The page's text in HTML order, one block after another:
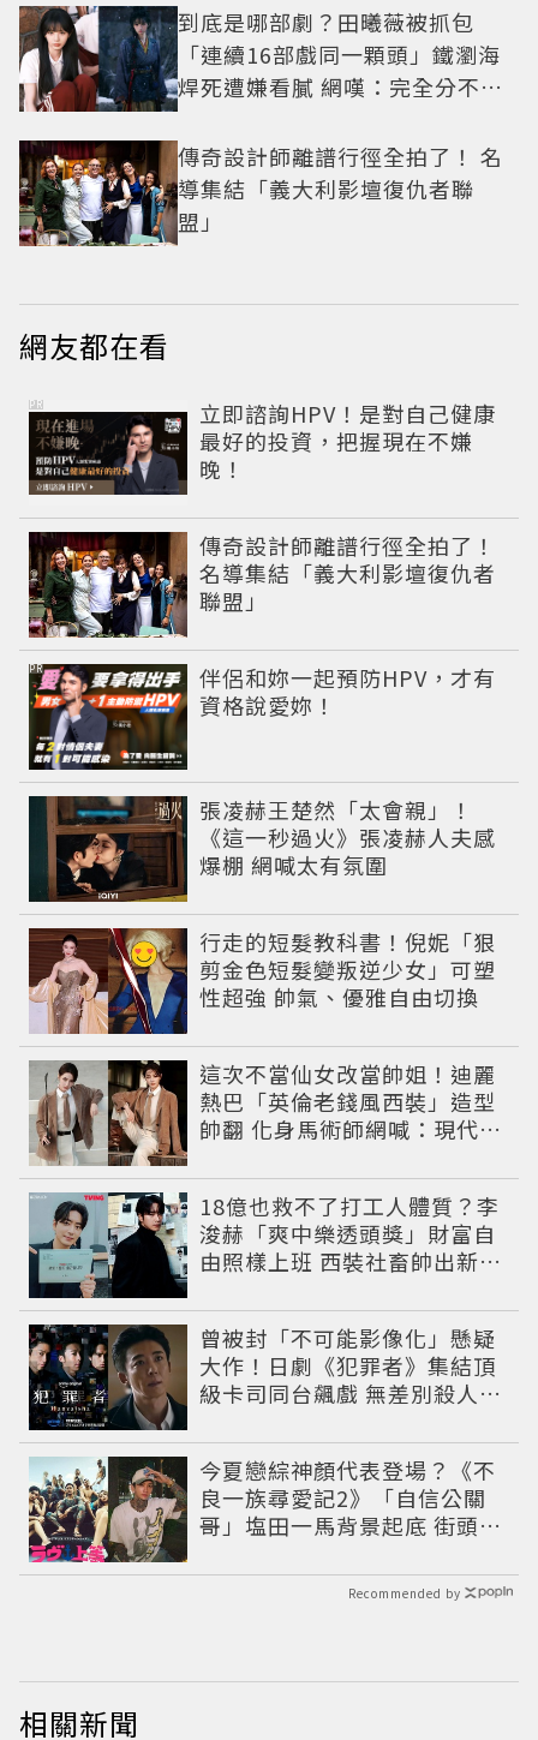
到底是哪部劇？田曦薇被抓包
「連續16部戲同一顆頭」鐵瀏海
焊死遭嫌看膩 網嘆：完全分不出
傳奇設計師離譜行徑全拍了！ 名
導集結「義大利影壇復仇者聯
盟」
網友都在看
立即諮詢HPV！是對自己健康
最好的投資，把握現在不嫌
晚！
PR
傳奇設計師離譜行徑全拍了！
名導集結「義大利影壇復仇者
聯盟」
伴侶和妳一起預防HPV，才有
資格說愛妳！
PR
張凌赫王楚然「太會親」！
《這一秒過火》張凌赫人夫感
爆棚 網喊太有氛圍
行走的短髮教科書！倪妮「狠
剪金色短髮變叛逆少女」可塑
性超強 帥氣、優雅自由切換
這次不當仙女改當帥姐！迪麗
熱巴「英倫老錢風西裝」造型
帥翻 化身馬術師網喊：現代版
18億也救不了打工人體質？李
浚赫「爽中樂透頭獎」財富自
由照樣上班 西裝社畜帥出新高
曾被封「不可能影像化」懸疑
大作！日劇《犯罪者》集結頂
級卡司同台飆戲 無差別殺人案
今夏戀綜神顏代表登場？《不
良一族尋愛記2》「自信公關
哥」塩田一馬背景起底 街頭辣
Recommended by
相關新聞